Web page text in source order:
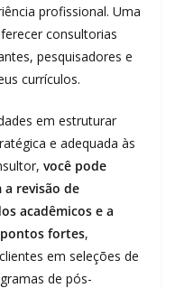
profissional. Uma
consultorias
pesquisadores e
currículos.
em estruturar
e adequada às
você pode
revisão de
acadêmicos e a
fortes,
em seleções de
de pós-